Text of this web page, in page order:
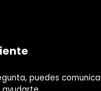
puedes